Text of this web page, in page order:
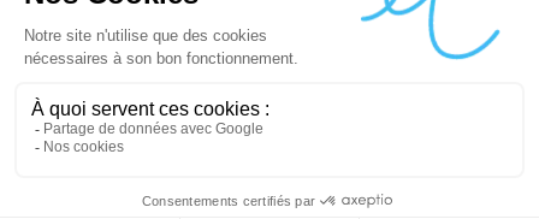
ADRESSE
8, boulevard du Roi René
CS 60626